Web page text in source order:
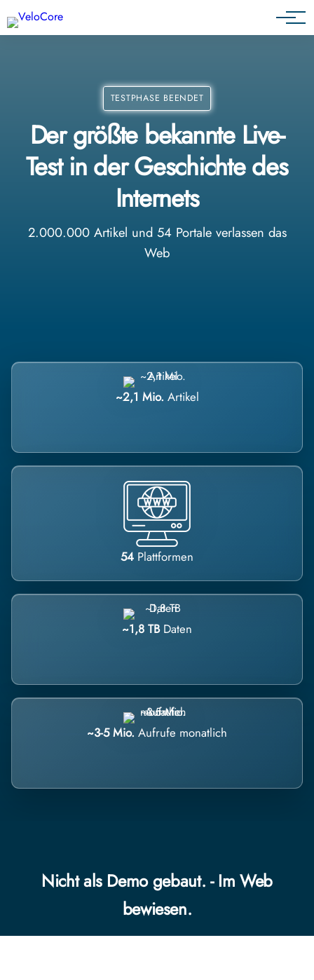
Agenturen & Webdesigner
TESTPHASE BEENDET
Der größte bekannte Live-
Test in der Geschichte des
Internets
2.000.000 Artikel und 54 Portale verlassen das
Web
~2,1 Mio. Artikel
54 Plattformen
~1,8 TB Daten
~3-5 Mio. Aufrufe monatlich
Nicht als Demo gebaut. - Im Web
bewiesen.